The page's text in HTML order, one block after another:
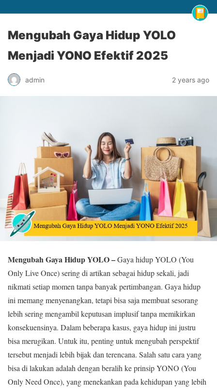
Mengubah Gaya Hidup YOLO
Menjadi YONO Efektif 2025
admin 2 years ago
Mengubah Gaya Hidup YOLO –Gaya hidup YOLO (You
Only Live Once) sering di artikan sebagai hidup sekali, jadi
nikmati setiap momen tanpa banyak pertimbangan. Gaya hidup
ini memang menyenangkan, tetapi bisa saja membuat sesorang
lebih sering mengambil keputusan implusif tanpa memikirkan
konsekuensinya. Dalam beberapa kasus, gaya hidup ini justru
bisa merugikan. Untuk itu, penting untuk mengubah perspektif
tersebut menjadi lebih bijak dan terencana. Salah satu cara yang
bisa di lakukan adalah dengan beralih ke prinsip YONO (You
Only Need Once), yang menekankan pada kehidupan yang lebih